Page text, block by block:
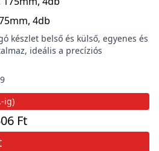
4db
készlet belső és külső, egyenes és
ideális a precíziós
ig)
Ft